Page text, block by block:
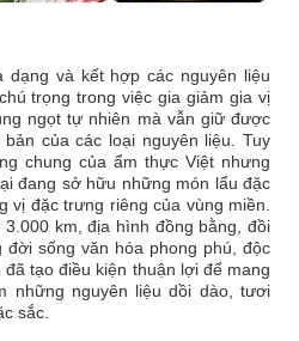
dạng và kết hợp các nguyên liệu
trọng trong việc gia giảm gia vị
ngọt tự nhiên mà vẫn giữ được
của các loại nguyên liệu. Tuy
chung của ẩm thực Việt nhưng
đang sở hữu những món lẩu đặc
vị đặc trưng riêng của vùng miền.
km, địa hình đồng bằng, đồi
đời sống văn hóa phong phú, độc
tạo điều kiện thuận lợi để mang
những nguyên liệu dồi dào, tươi
sắc.